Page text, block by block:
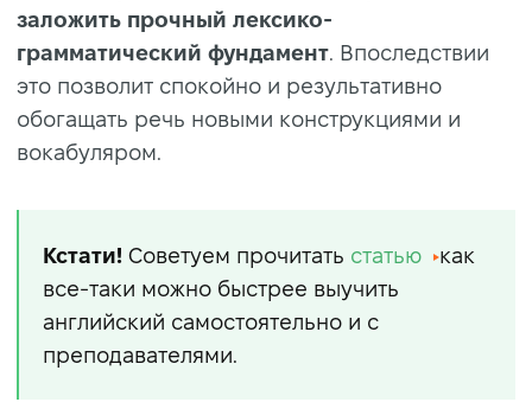
заложить прочный лексико-
грамматический фундамент. Впоследствии
это позволит спокойно и результативно
обогащать речь новыми конструкциями и
вокабуляром.
Кстати! Советуем прочитать статью
как
все-таки можно быстрее выучить
английский самостоятельно и с
преподавателями.